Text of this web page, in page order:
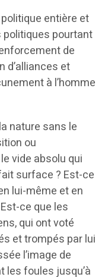
entière et
pourtant
de
d’alliances et
à l’homme
nature sans le
ou
vide absolu qui
surface ? Est-ce
lui-même et en
ce que les
qui ont voté
et trompés par lui
l’image de
les foules jusqu’à